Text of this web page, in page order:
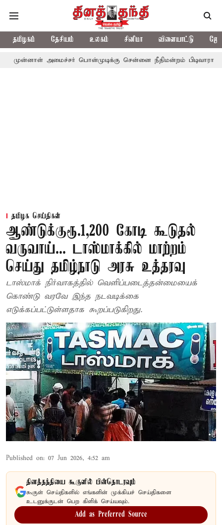
தமிழகம் தேசியம் உலகம் சினிமா விளையாட்டு
அமைச்சர் பொன்முடிக்கு சென்னை நீதிமன்றம் பிடிவாராண்ட்
தமிழக செய்திகள்
ஆண்டுக்குரூ.1,200 கோடி கூடுதல்
வருவாய்... டாஸ்மாக்கில் மாற்றம்
செய்து தமிழ்நாடு அரசு உத்தரவு
டாஸ்மாக் நிர்வாகத்தில் வெளிப்படைத்தன்மையைக்
கொண்டு வரவே இந்த நடவடிக்கை
எடுக்கப்பட்டுள்ளதாக கூறப்படுகிறது.
Published on: 07 Jun 2026, 4:52 am
தினத்தந்தியை கூகுளில் பின்தொடரவும்
கூகுள் செய்திகளில் எங்களின் முக்கியச் செய்திகளை
உடனுக்குடன் பெற கிளிக் செய்யவும்.
Add as Preferred Source